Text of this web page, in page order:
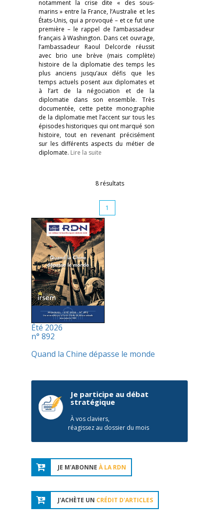
notamment la crise dite « des sous-
marins » entre la France, l’Australie et les
États-Unis, qui a provoqué – et ce fut une
première – le rappel de l’ambassadeur
français à Washington. Dans cet ouvrage,
l’ambassadeur Raoul Delcorde réussit
avec brio une brève (mais complète)
histoire de la diplomatie des temps les
plus anciens jusqu’aux défis que les
temps actuels posent aux diplomates et
à l’art de la négociation et de la
diplomatie dans son ensemble. Très
documentée, cette petite monographie
de la diplomatie met l’accent sur tous les
épisodes historiques qui ont marqué son
histoire, tout en revenant précisément
sur les différents aspects du métier de
diplomate. Lire la suite
8 résultats
1
Été 2026
n° 892
Quand la Chine dépasse le monde
Je participe au débat
stratégique
À vos claviers,
réagissez au dossier du mois
JE M'ABONNE À LA RDN
J'ACHÈTE UN CRÉDIT D'ARTICLES